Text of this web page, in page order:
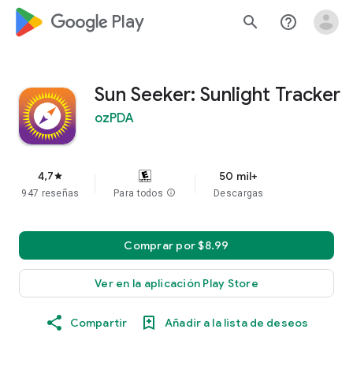
google_logo Play search help_outline
Sun Seeker: Sunlight Tracker
ozPDA
4,7star
947 reseñas Para todos info
50 mil+
Descargas
Comprar por $8.99
Ver en la aplicación Play Store
Compartir Añadir a la lista de deseos